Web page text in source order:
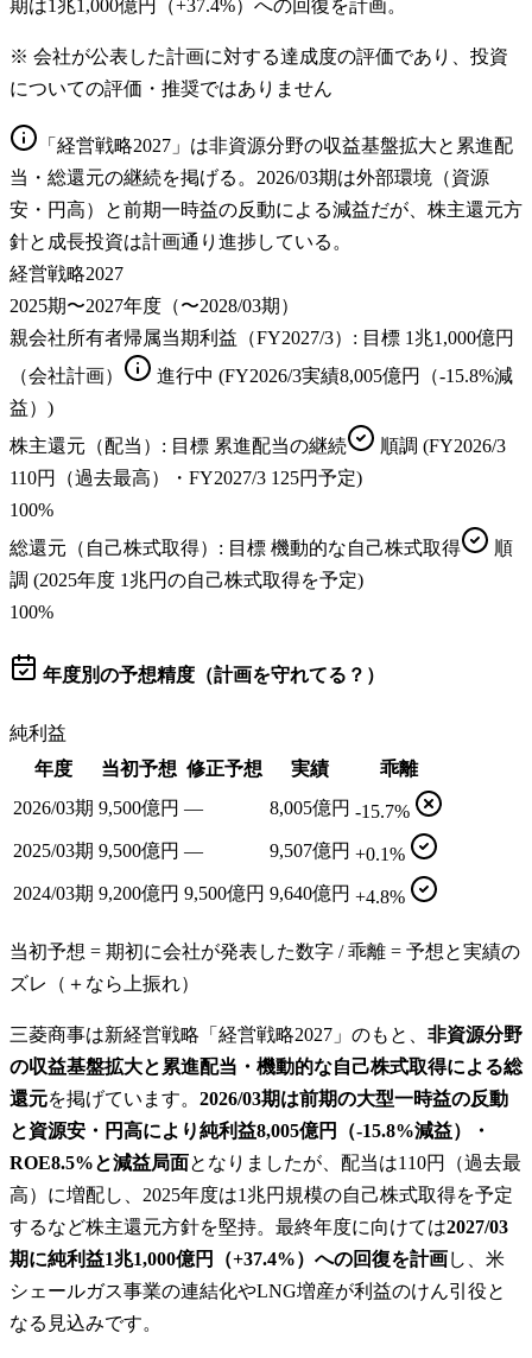
期は1兆1,000億円（+37.4%）への回復を計画。
※ 会社が公表した計画に対する達成度の評価であり、投資
についての評価・推奨ではありません
「経営戦略2027」は非資源分野の収益基盤拡大と累進配
当・総還元の継続を掲げる。2026/03期は外部環境（資源
安・円高）と前期一時益の反動による減益だが、株主還元方
針と成長投資は計画通り進捗している。
経営戦略2027
2025期〜2027年度（〜2028/03期）
親会社所有者帰属当期利益（FY2027/3） : 目標 1兆1,000億円
（会社計画）
進行中 (FY2026/3実績8,005億円（-15.8%減
益）)
株主還元（配当） : 目標 累進配当の継続 順調 (FY2026/3
110円（過去最高）・FY2027/3 125円予定)
100%
総還元（自己株式取得） : 目標 機動的な自己株式取得
順
調 (2025年度 1兆円の自己株式取得を予定)
100%
年度別の予想精度（計画を守れてる？）
純利益
年度
当初予想 修正予想 実績
乖離
2026/03期 9,500億円 — 8,005億円 -15.7%
2025/03期 9,500億円 — 9,507億円 +0.1%
2024/03期 9,200億円 9,500億円 9,640億円 +4.8%
当初予想 = 期初に会社が発表した数字 / 乖離 = 予想と実績の
ズレ（＋なら上振れ）
三菱商事は新経営戦略「経営戦略2027」のもと、 非資源分野
の収益基盤拡大と累進配当・機動的な自己株式取得による総
還元を掲げています。 2026/03期は前期の大型一時益の反動
と資源安・円高により純利益8,005億円（-15.8%減益）・
ROE8.5%と減益局面となりましたが、配当は110円（過去最
高）に増配し、2025年度は1兆円規模の自己株式取得を予定
するなど株主還元方針を堅持。最終年度に向けては2027/03
期に純利益1兆1,000億円（+37.4%）への回復を計画し、米
シェールガス事業の連結化やLNG増産が利益のけん引役と
なる見込みです。